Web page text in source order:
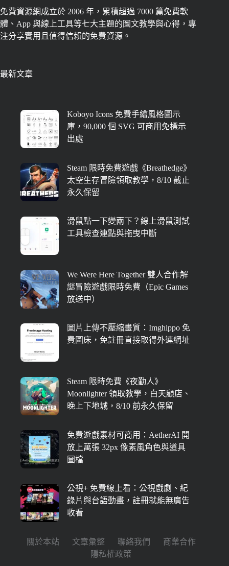
免費資源網成立於 2006 年，累積超過 7000 篇免費軟
體、App 與線上工具等七大主題的圖文教學與心得，專
注分享實用且值得信賴的免費資源。
最新文章
Koboyo Icons 免費手繪風格圖示
庫，90,000 個 SVG 可商用免標示
出處
Steam 限時免費遊戲《Breathedge》
太空生存冒險領取教學，8/10 截止
永久保留
滑鼠點一下變兩下？線上滑鼠測試
工具檢查連點與拖曳中斷
We Were Here Together 雙人合作解
謎冒險遊戲限時免費（Epic Games
放送中）
圖片上傳不壓縮畫質：Imghippo 免
費圖床，免註冊直接取得外連網址
Steam 限時免費《夜勤人》
Moonlighter 領取教學，白天顧店、
晚上下地城，8/10 前永久保留
免費遊戲素材可商用：AetherAI 開
放上萬張 32px 像素風角色與道具
圖檔
公視+ 免費線上看：公視戲劇、紀
錄片與台語動畫，註冊就能無廣告
收看
關於本站 文章彙整 聯絡我們
商業合作
隱私權政策